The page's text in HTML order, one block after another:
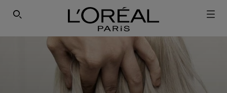
ΕΓΓΡΑΦΕΙΤΕ ΣΤΟ NEWSLETTER!
SEARCH THIS SITE